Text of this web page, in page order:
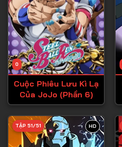
Tập 11
Tập 12
Tập 13
Tập 14
Tập 15
Tập 17
Tập 18
Tập 19
0
Cuộc Phiêu Lưu Kì Lạ
Của JoJo (Phần 6)
HD
TẬP 51/51